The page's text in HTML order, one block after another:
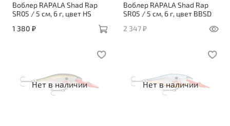
Воблер RAPALA Shad Rap
SR05 / 5 см, 6 г, цвет HS
1 380 ₽
Воблер RAPALA Shad Rap
SR05 / 5 см, 6 г, цвет BBSD
2 347 ₽
Нет в наличии Нет в наличии